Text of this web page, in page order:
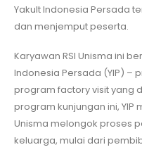
Yakult Indonesia Persada
dan menjemput peserta.
Karyawan RSI Unisma ini
Indonesia Persada (YIP) –
program factory visit yang
program kunjungan ini, YIP
Unisma melongok proses
keluarga, mulai dari